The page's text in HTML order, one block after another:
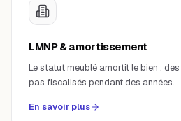
LMNP & amortissement
Le statut meublé amortit le bien :
pas fiscalisés pendant des années.
En savoir plus